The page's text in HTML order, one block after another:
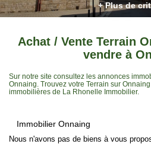
+ Plus de
Achat / Vente Terrain
vendre à
Sur notre site consultez les annonces
Onnaing. Trouvez votre Terrain sur
immobilières de La Rhonelle Immobilier.
Immobilier Onnaing
Nous n'avons pas de biens à vous